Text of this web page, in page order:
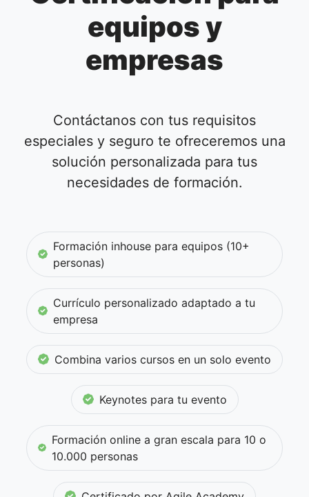
equipos y
empresas
Contáctanos con tus requisitos
especiales y seguro te ofreceremos una
solución personalizada para tus
necesidades de formación.
Formación inhouse para equipos (10+
personas)
Currículo personalizado adaptado a tu
empresa
Combina varios cursos en un solo evento
Keynotes para tu evento
Formación online a gran escala para 10 o
10.000 personas